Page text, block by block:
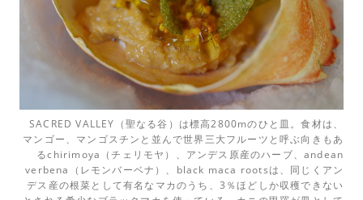
SACRED VALLEY（聖なる谷）は標高2800mのひと皿。食材は、
マンゴー、マンゴスチンと並んで世界三大フルーツと呼ぶ向きもあ
るchirimoya（チェリモヤ）、アンデス原産のハーブ、andean
verbena（レモンバーベナ）、black maca rootsは、同じくアン
デス産の根菜として有名なマカのうち、3％ほどしか収穫できない